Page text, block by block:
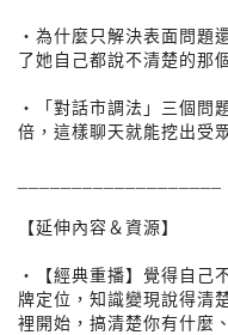
・為什麼只解決表面問題
了她自己都說不清楚的那
・「對話市調法」三個問
倍，這樣聊天就能挖出受
【延伸內容＆資源】
・【經典重播】覺得自己
牌定位，知識變現說得清
裡開始，搞清楚你有什麼